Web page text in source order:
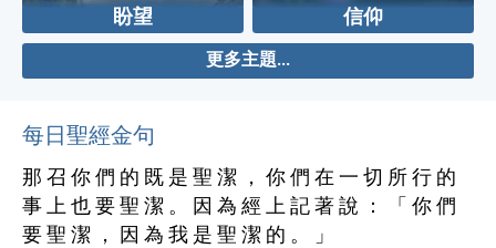
盼望 信仰
更多主題...
每日聖經金句
那 召 你 們 的 既 是 聖 潔 ， 你 們 在 一 切 所 行 的
事 上 也 要 聖 潔 。 因 為 經 上 記 著 說 ： 「 你 們
要 聖 潔 ， 因 為 我 是 聖 潔 的 。 」